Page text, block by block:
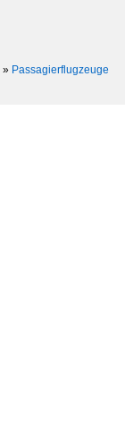
» Passagierflugzeuge